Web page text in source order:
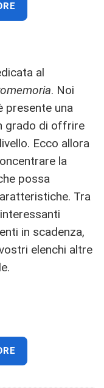
al
. Noi
presente una
grado di offrire
Ecco allora
la
possa
Tra
in scadenza,
elenchi altre